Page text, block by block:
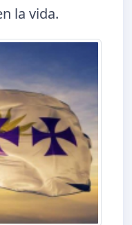
la vida.